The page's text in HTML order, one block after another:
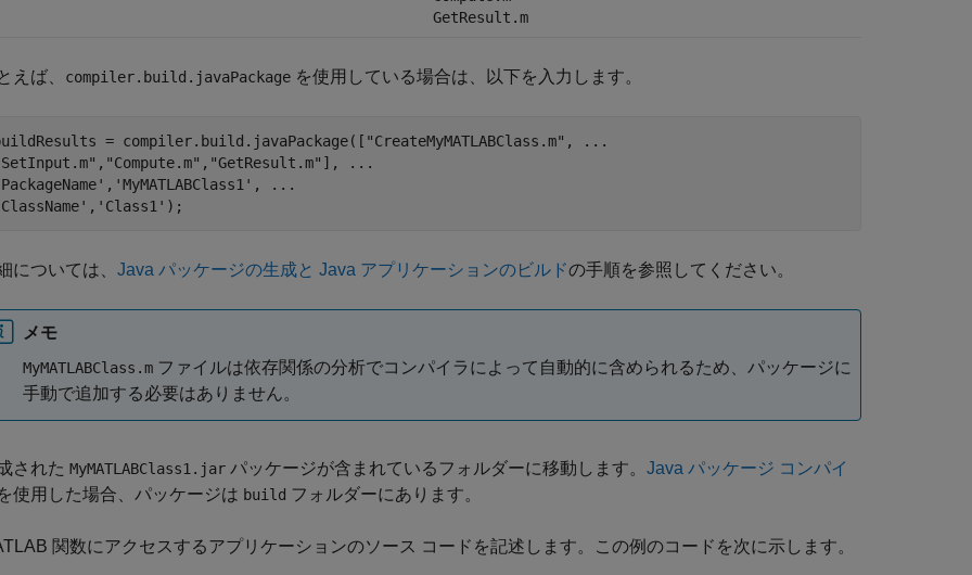
GetResult.m
えば、 compiler.build.javaPackage を使用している場合は、以下を入力します。
= compiler.build.javaPackage([ "CreateMyMATLABClass.m" ,
...
, "Compute.m" , "GetResult.m" ],
...
, 'MyMATLABClass1' ,
...
, 'Class1' );
については、 Java パッケージの生成と Java アプリケーションのビルドの手順を参照してください。
メモ
MyMATLABClass.m ファイルは依存関係の分析でコンパイラによって自動的に含められるため、パッケージに
手動で追加する必要はありません。
された MyMATLABClass1.jar パッケージが含まれているフォルダーに移動します。 Java パッケージ コンパイ
使用した場合、パッケージは build フォルダーにあります。
関数にアクセスするアプリケーションのソース コードを記述します。この例のコードを次に示します。